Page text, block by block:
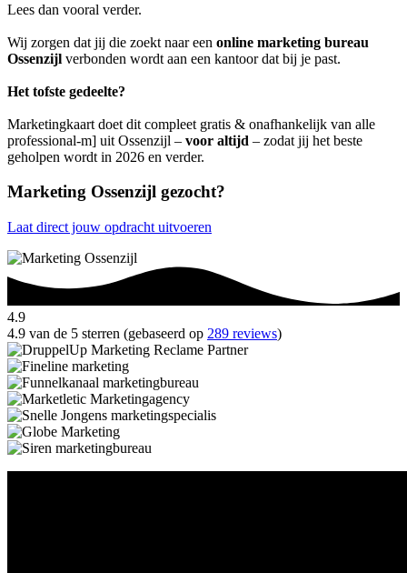
Lees dan vooral verder.
Wij zorgen dat jij die zoekt naar een online marketing bureau
Ossenzijl verbonden wordt aan een kantoor dat bij je past.
Het tofste gedeelte?
Marketingkaart doet dit compleet gratis & onafhankelijk van alle
professional-m] uit Ossenzijl – voor altijd – zodat jij het beste
geholpen wordt in 2026 en verder.
Marketing Ossenzijl gezocht?
Laat direct jouw opdracht uitvoeren
4.9
4.9 van de 5 sterren (gebaseerd op 289 reviews)